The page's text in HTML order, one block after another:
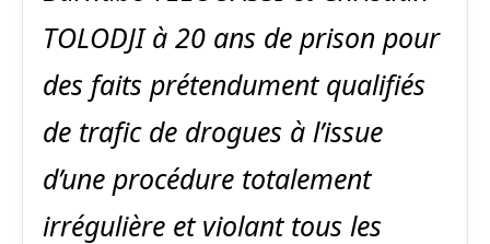
TOLODJI à 20 ans de prison pour
des faits prétendument qualifiés
de trafic de drogues à l’issue
d’une procédure totalement
irrégulière et violant tous les